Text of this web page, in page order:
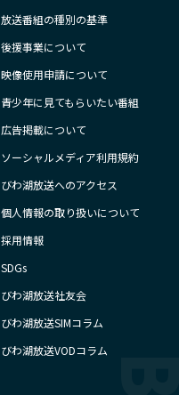
放送番組の種別の基準
後援事業について
映像使用申請について
青少年に見てもらいたい番組
広告掲載について
ソーシャルメディア利用規約
びわ湖放送へのアクセス
個人情報の取り扱いについて
採用情報
SDGs
びわ湖放送社友会
びわ湖放送SIMコラム
びわ湖放送VODコラム